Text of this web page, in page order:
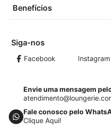
Benefícios
Siga-nos
Facebook Instagram
Envie uma mensagem
Fale conosco pelo
Clique Aqui!